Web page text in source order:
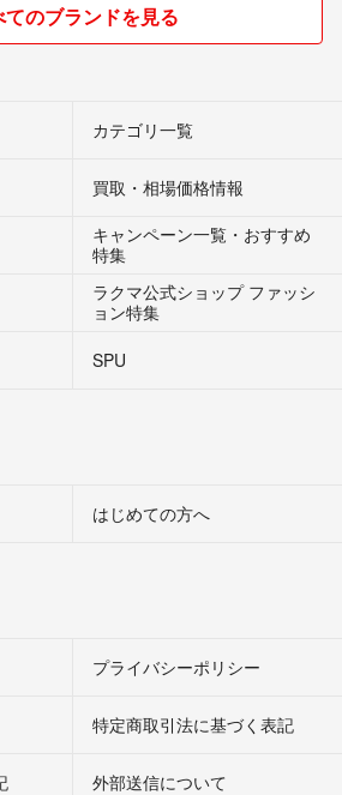
てのブランドを見る
カテゴリ一覧
買取・相場価格情報
キャンペーン一覧・おすすめ
特集
ラクマ公式ショップ ファッシ
ョン特集
SPU
はじめての方へ
プライバシーポリシー
特定商取引法に基づく表記
外部送信について